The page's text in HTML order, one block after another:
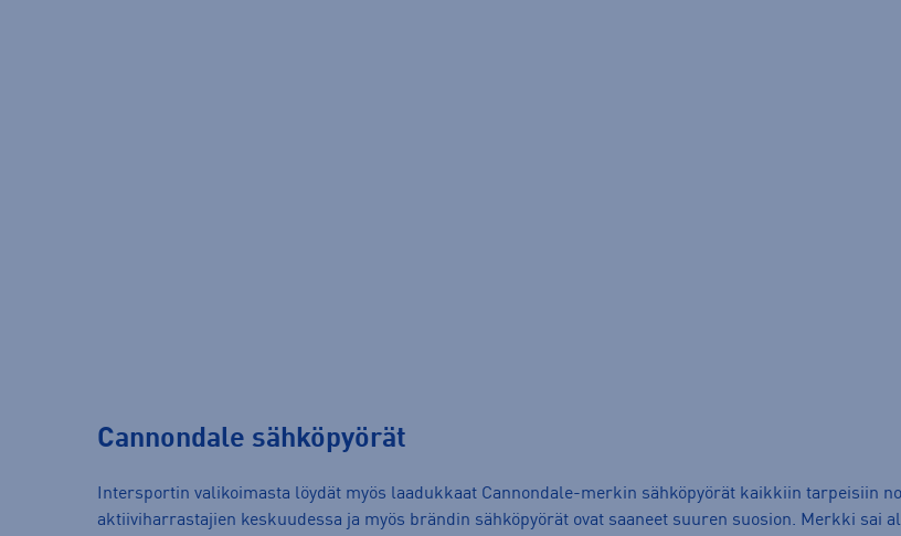
Cannondale sähköpyörät
Intersportin valikoimasta löydät myös laadukkaat Cannondale-merkin sähköpyörät kaikkiin tarpeisiin
aktiiviharrastajien keskuudessa ja myös brändin sähköpyörät ovat saaneet suuren suosion. Merkki sai